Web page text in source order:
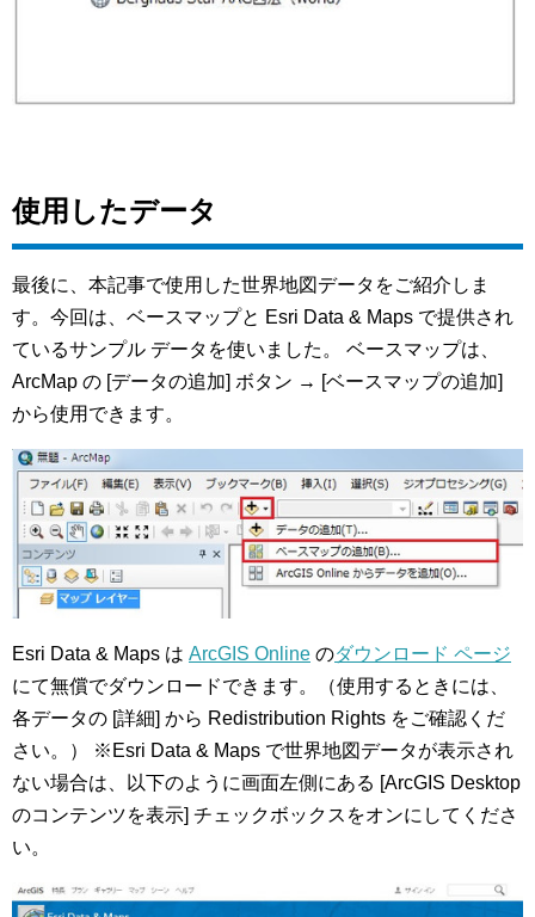
使用したデータ
最後に、本記事で使用した世界地図データをご紹介しま
す。今回は、ベースマップと Esri Data & Maps で提供され
ているサンプル データを使いました。 ベースマップは、
ArcMap の [データの追加] ボタン → [ベースマップの追加]
から使用できます。
Esri Data & Maps は ArcGIS Online のダウンロード ページ
にて無償でダウンロードできます。（使用するときには、
各データの [詳細] から Redistribution Rights をご確認くだ
さい。） ※Esri Data & Maps で世界地図データが表示され
ない場合は、以下のように画面左側にある [ArcGIS Desktop
のコンテンツを表示] チェックボックスをオンにしてくださ
い。